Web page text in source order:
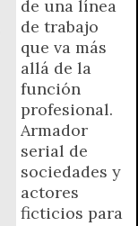
de una línea
de trabajo
que va más
allá de la
función
profesional.
Armador
serial de
sociedades y
actores
ficticios para